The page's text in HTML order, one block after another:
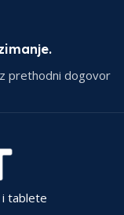
prethodni dogovor
tablete